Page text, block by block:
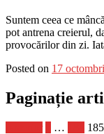
Suntem ceea ce
pot antrena creierul,
provocărilor din zi.
Posted on 17
Paginație
… 185